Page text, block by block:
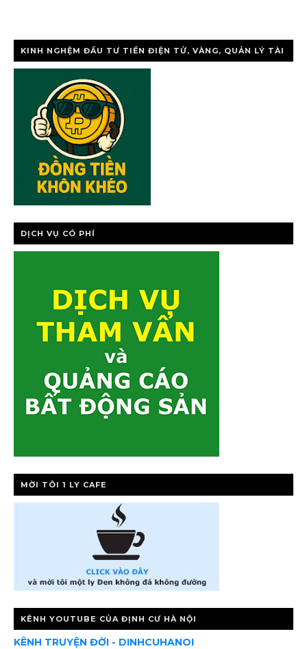
KINH NGHỆM ĐẦU TƯ TIỀN ĐIỆN TỬ, VÀNG, QUẢN LÝ TÀI
DỊCH VỤ CÓ PHÍ
MỜI TÔI 1 LY CAFE
KÊNH YOUTUBE CỦA ĐỊNH CƯ HÀ NỘI
KÊNH TRUYỆN ĐỜI - DINHCUHANOI